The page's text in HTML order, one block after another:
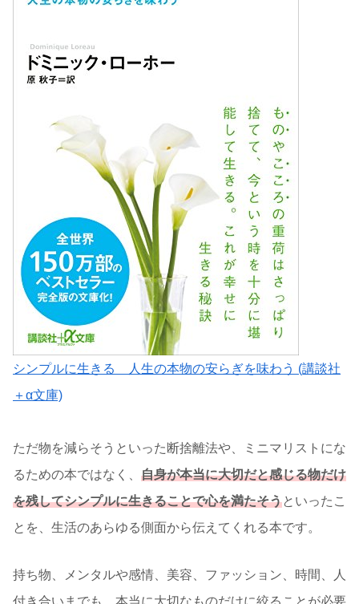
シンプルに生きる 人生の本物の安らぎを味わう (講談社
＋α文庫)
ただ物を減らそうといった断捨離法や、ミニマリストにな
るための本ではなく、 自身が本当に大切だと感じる物だけ
を残してシンプルに生きることで心を満たそうといったこ
とを、生活のあらゆる側面から伝えてくれる本です。
持ち物、メンタルや感情、美容、ファッション、時間、人
付き合いまでも、本当に大切なものだけに絞ることが必要